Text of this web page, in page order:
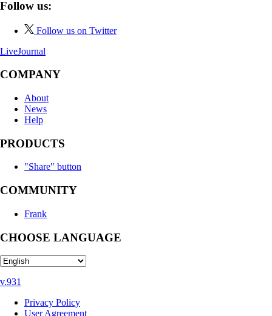
Follow us:
Follow us on Twitter
LiveJournal
COMPANY
About
News
Help
PRODUCTS
"Share" button
COMMUNITY
Frank
CHOOSE LANGUAGE
v.931
Privacy Policy
User Agreement